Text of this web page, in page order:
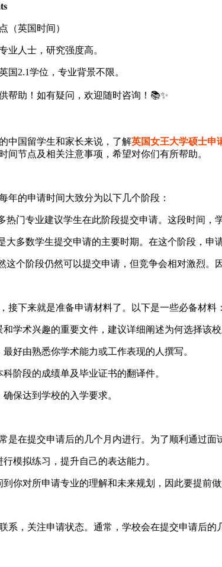
（英国时间）
业人士，研究强度高。
国2.1学位，专业背景不限。
帮助！如有疑问，欢迎随时咨询！📚✨
中国留学生和家长来说，了解英国女王大学硕士申
间节点及相关注意事项，希望对你们有所帮助。
年的申请时间大致分为以下几个阶段：
热门专业建议学生在此阶段提交申请。这段时间，
大多数学生提交申请的主要时期。在这个阶段，
这个阶段仍然可以提交申请，但竞争会相对激烈。
接下来就是准备申请材料了。以下是一些必备材料：
和学术兴趣的重要文件，建议详细阐述为何选择该校
好由熟悉你学术能力或工作表现的人撰写。
科阶段的成绩单及毕业证书的翻译件。
保达到学校的入学要求。
是在提交申请后的几个月内进行。为了顺利通过面
行模拟练习，提升自己的表达能力。
到你对所申请专业的理解和未来规划，因此要提前做
系，关注申请状态。通常，学校会在提交申请后